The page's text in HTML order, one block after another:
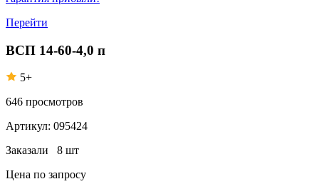
Перейти
ВСП 14-60-4,0 п
5+
646 просмотров
Артикул: 095424
Заказали 8 шт
Цена по запросу